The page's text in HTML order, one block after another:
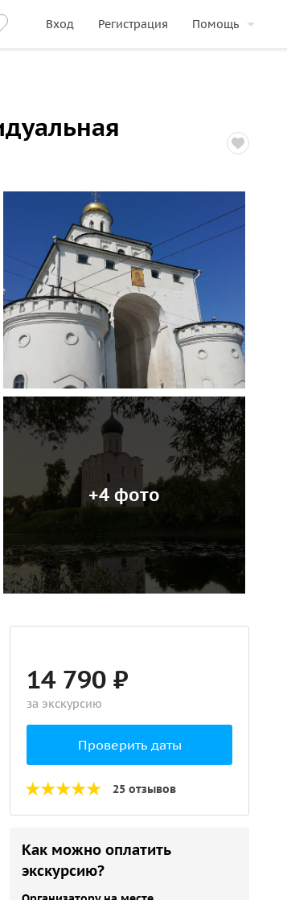
Вход Регистрация Помощь
+4 фото
14 790 ₽
за экскурсию
Проверить даты
25 отзывов
Как можно оплатить
экскурсию?